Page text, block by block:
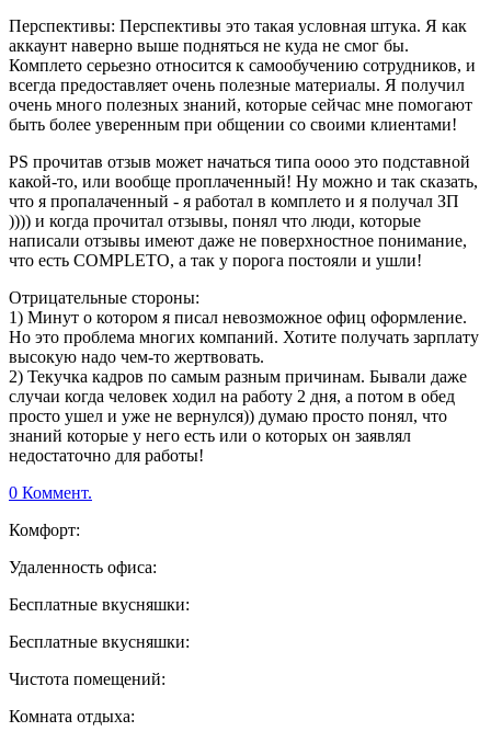
Перспективы: Перспективы это такая условная штука. Я как
аккаунт наверно выше подняться не куда не смог бы.
Комплето серьезно относится к самообучению сотрудников, и
всегда предоставляет очень полезные материалы. Я получил
очень много полезных знаний, которые сейчас мне помогают
быть более уверенным при общении со своими клиентами!
PS прочитав отзыв может начаться типа оооо это подставной
какой-то, или вообще проплаченный! Ну можно и так сказать,
что я пропалаченный - я работал в комплето и я получал ЗП
)))) и когда прочитал отзывы, понял что люди, которые
написали отзывы имеют даже не поверхностное понимание,
что есть COMPLETO, а так у порога постояли и ушли!
Отрицательные стороны:
1) Минут о котором я писал невозможное офиц оформление.
Но это проблема многих компаний. Хотите получать зарплату
высокую надо чем-то жертвовать.
2) Текучка кадров по самым разным причинам. Бывали даже
случаи когда человек ходил на работу 2 дня, а потом в обед
просто ушел и уже не вернулся)) думаю просто понял, что
знаний которые у него есть или о которых он заявлял
недостаточно для работы!
0 Коммент.
Комфорт:
Удаленность офиса:
Бесплатные вкусняшки:
Бесплатные вкусняшки:
Чистота помещений:
Комната отдыха: